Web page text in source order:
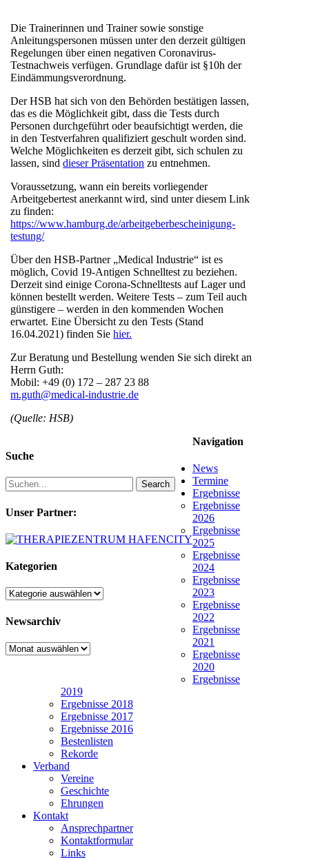
Die Trainerinnen und Trainer sowie sonstige
Anleitungspersonen müssen unter den derzeit gültigen
Regelungen über einen negativen Coronavirus-
Testnachweis verfügen. Grundlage dafür ist §10h der
Eindämmungsverordnung.
Der HSB hat sich von den Behörden bestätigen lassen,
das es die Möglichkeit gibt, dass die Tests durch
Personen durchgeführt oder beaufsichtigt werden, die
in den Testverfahren qualifiziert geschult worden sind.
Welche Möglichkeiten es derzeit gibt, sich schulen zu
lassen, sinddieser Präsentation zu entnehmen.
Voraussetzung, wann ein bereits vorliegender
Arbeitgebertest anerkannt wird, sind unter diesem Link
zu finden:
https://www.hamburg.de/arbeitgeberbescheinigung-
testung/
Über den HSB-Partner „Medical Industrie“ ist es
möglich, Covid 19-Antigen Schnelltest zu beziehen.
Derzeit sind einige Corona-Schnelltests auf Lager und
können bestellt werden. Weitere Tests – zum Teil auch
günstigere – werden in den kommenden Wochen
erwartet. Eine Übersicht zu den Tests (Stand
16.04.2021) finden Siehier.
Zur Beratung und Bestellung wenden Sie sich direkt an
Herrn Guth:
Mobil: +49 (0) 172 – 287 23 88
m.guth@medical-industrie.de
(Quelle: HSB)
Suche
Search
Unser Partner:
Kategorien
Kategorien
Newsarchiv
Newsarchiv
Navigation
News
Termine
Ergebnisse
Ergebnisse
2026
Ergebnisse
2025
Ergebnisse
2024
Ergebnisse
2023
Ergebnisse
2022
Ergebnisse
2021
Ergebnisse
2020
Ergebnisse
2019
Ergebnisse 2018
Ergebnisse 2017
Ergebnisse 2016
Bestenlisten
Rekorde
Verband
Vereine
Geschichte
Ehrungen
Kontakt
Ansprechpartner
Kontaktformular
Links